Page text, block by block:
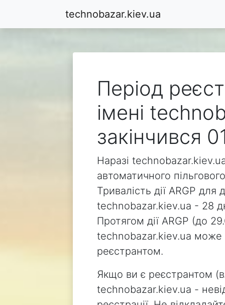
technobazar.kiev.ua
Період
імені
закінчився
Наразі
автоматичного
Тривалість дії ARGP для
technobazar.kiev.ua - 28
Протягом дії ARGP (до
technobazar.kiev.ua може
реєстрантом.
Якщо ви є реєстрантом
technobazar.kiev.ua -